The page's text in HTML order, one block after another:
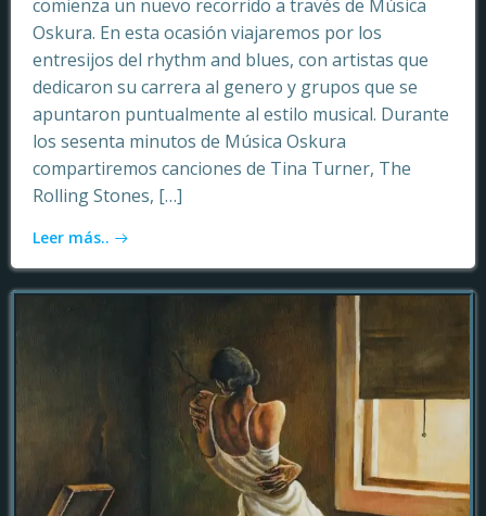
comienza un nuevo recorrido a través de Música
Oskura. En esta ocasión viajaremos por los
entresijos del rhythm and blues, con artistas que
dedicaron su carrera al genero y grupos que se
apuntaron puntualmente al estilo musical. Durante
los sesenta minutos de Música Oskura
compartiremos canciones de Tina Turner, The
Rolling Stones, […]
Leer más..